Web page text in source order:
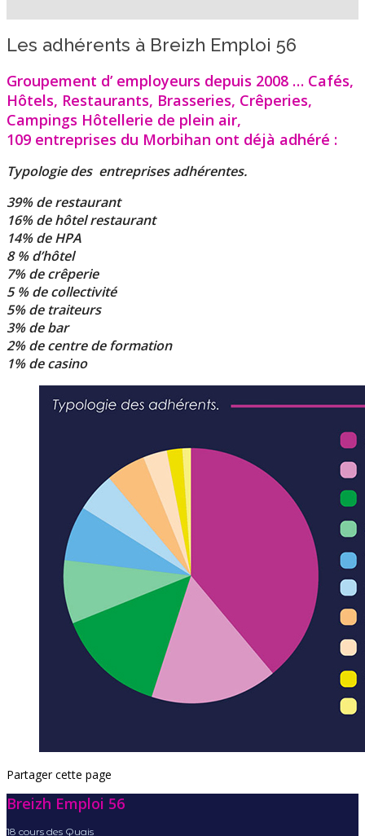
Les adhérents à Breizh Emploi 56
Groupement d’ employeurs depuis 2008 … Cafés,
Hôtels, Restaurants, Brasseries, Crêperies,
Campings Hôtellerie de plein air,
109 entreprises du Morbihan ont déjà adhéré :
Typologie des entreprises adhérentes.
39% de restaurant
16% de hôtel restaurant
14% de HPA
8 % d’hôtel
7% de crêperie
5 % de collectivité
5% de traiteurs
3% de bar
2% de centre de formation
1% de casino
Partager cette page
Breizh Emploi 56
18 cours des Quais